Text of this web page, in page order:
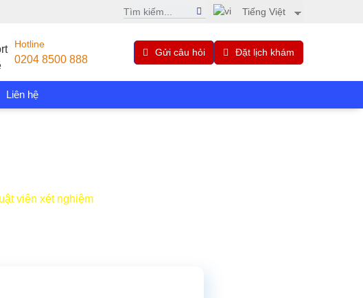
Tiếng Việt
Hotline
0204 8500 888
Gửi câu hỏi Đặt lịch khám
Liên hệ
viên xét nghiệm